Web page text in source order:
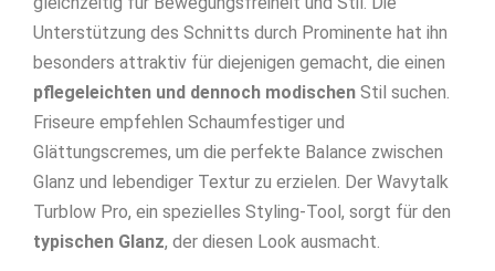
Unterstützung des Schnitts durch Prominente hat ihn
besonders attraktiv für diejenigen gemacht, die einen
pflegeleichten und dennoch modischen Stil suchen.
Friseure empfehlen Schaumfestiger und
Glättungscremes, um die perfekte Balance zwischen
Glanz und lebendiger Textur zu erzielen. Der Wavytalk
Turblow Pro, ein spezielles Styling-Tool, sorgt für den
typischen Glanz, der diesen Look ausmacht.